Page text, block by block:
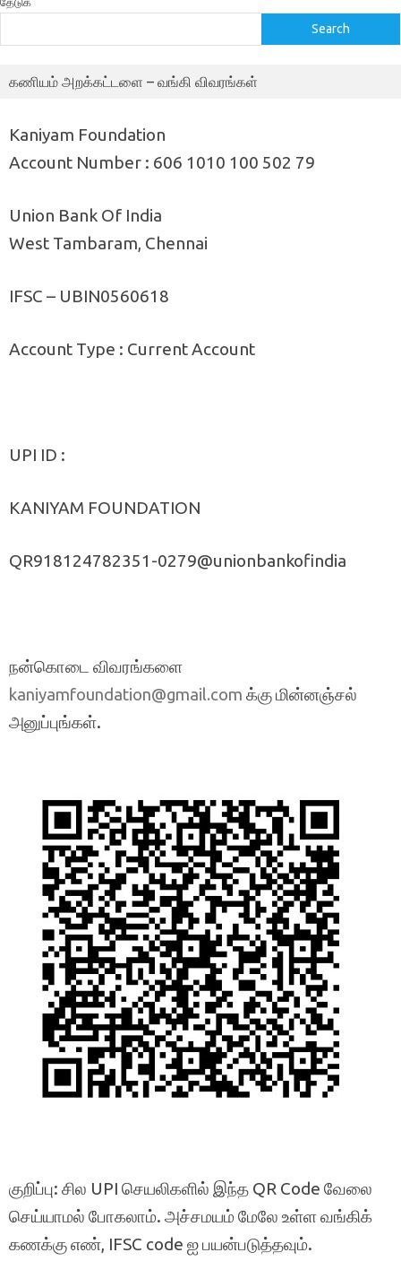
Search
கணியம் அறக்கட்டளை – வங்கி விவரங்கள்
Kaniyam Foundation
Account Number : 606 1010 100 502 79
Union Bank Of India
West Tambaram, Chennai
IFSC – UBIN0560618
Account Type : Current Account
UPI ID :
KANIYAM FOUNDATION
QR918124782351-0279@unionbankofindia
நன்கொடை விவரங்களை
kaniyamfoundation@gmail.com க்கு மின்னஞ்சல்
அனுப்புங்கள்.
குறிப்பு: சில UPI செயலிகளில் இந்த QR Code வேலை
செய்யாமல் போகலாம். அச்சமயம் மேலே உள்ள வங்கிக்
கணக்கு எண், IFSC code ஐ பயன்படுத்தவும்.